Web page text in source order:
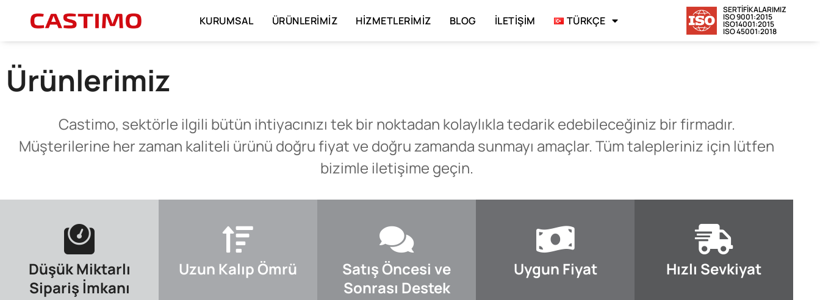
KURUMSAL ÜRÜNLERIMIZ HIZMETLERIMIZ BLOG İLETIŞIM TÜRKÇE
SERTİFİKALARIMIZ
ISO 9001:2015
ISO14001:2015
ISO 45001:2018
Ürünlerimiz
Castimo, sektörle ilgili bütün ihtiyacınızı tek bir noktadan kolaylıkla tedarik edebileceğiniz bir firmadır.
Müşterilerine her zaman kaliteli ürünü doğru fiyat ve doğru zamanda sunmayı amaçlar. Tüm talepleriniz için lütfen
bizimle iletişime geçin.
Düşük Miktarlı
Sipariş İmkanı
Uzun Kalıp Ömrü
Satış Öncesi ve
Sonrası Destek
Uygun Fiyat Hızlı Sevkiyat